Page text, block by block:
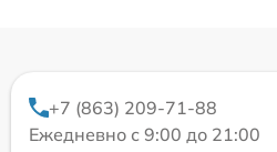
+7 (863) 209-71-88
Ежедневно с 9:00 до 21:00